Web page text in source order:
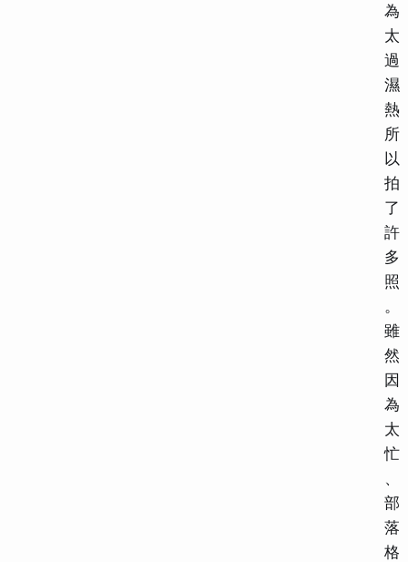
為
太
過
濕
熱
所
以
拍
了
許
多
照
。
雖
然
因
為
太
忙
、
部
落
格